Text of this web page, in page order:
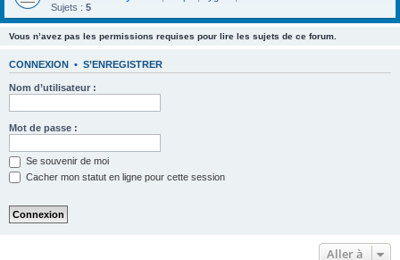
Sujets : 5
Vous n’avez pas les permissions requises pour lire les sujets de ce forum.
CONNEXION • S’ENREGISTRER
Nom d’utilisateur :
Mot de passe :
Se souvenir de moi
Cacher mon statut en ligne pour cette session
Aller à